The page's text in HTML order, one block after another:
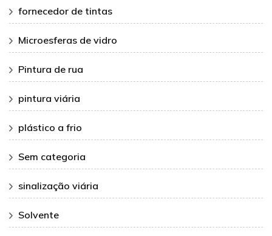
fornecedor de tintas
Microesferas de vidro
Pintura de rua
pintura viária
plástico a frio
Sem categoria
sinalização viária
Solvente